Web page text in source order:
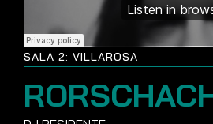
SALA 2: VILLAROSA